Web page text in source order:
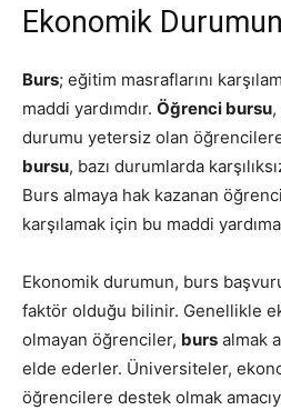
Ekonomik
Burs; eğitim masraflarını
maddi yardımdır. Öğrenci bursu
durumu yetersiz olan
bursu, bazı durumlarda
Burs almaya hak kazanan
karşılamak için bu maddi
Ekonomik durumun, burs
faktör olduğu bilinir. Genellikle
olmayan öğrenciler, burs almak
elde ederler. Üniversiteler,
öğrencilere destek olmak